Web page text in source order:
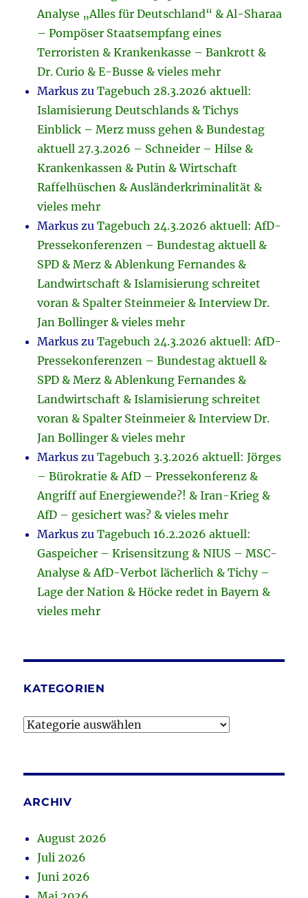
Analyse „Alles für Deutschland“ & Al-Sharaa
– Pompöser Staatsempfang eines
Terroristen & Krankenkasse – Bankrott &
Dr. Curio & E-Busse & vieles mehr
Markus zuTagebuch 28.3.2026 aktuell:
Islamisierung Deutschlands & Tichys
Einblick – Merz muss gehen & Bundestag
aktuell 27.3.2026 – Schneider – Hilse &
Krankenkassen & Putin & Wirtschaft
Raffelhüschen & Ausländerkriminalität &
vieles mehr
Markus zuTagebuch 24.3.2026 aktuell: AfD-
Pressekonferenzen – Bundestag aktuell &
SPD & Merz & Ablenkung Fernandes &
Landwirtschaft & Islamisierung schreitet
voran & Spalter Steinmeier & Interview Dr.
Jan Bollinger & vieles mehr
Markus zuTagebuch 24.3.2026 aktuell: AfD-
Pressekonferenzen – Bundestag aktuell &
SPD & Merz & Ablenkung Fernandes &
Landwirtschaft & Islamisierung schreitet
voran & Spalter Steinmeier & Interview Dr.
Jan Bollinger & vieles mehr
Markus zuTagebuch 3.3.2026 aktuell: Jörges
– Bürokratie & AfD – Pressekonferenz &
Angriff auf Energiewende?! & Iran-Krieg &
AfD – gesichert was? & vieles mehr
Markus zuTagebuch 16.2.2026 aktuell:
Gaspeicher – Krisensitzung & NIUS – MSC-
Analyse & AfD-Verbot lächerlich & Tichy –
Lage der Nation & Höcke redet in Bayern &
vieles mehr
KATEGORIEN
Kategorien
ARCHIV
August 2026
Juli 2026
Juni 2026